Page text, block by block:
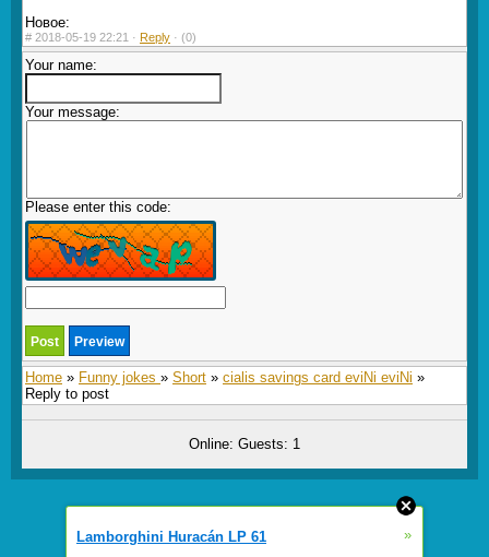
Новое:
# 2018-05-19 22:21 · Reply · (0)
Your name:
Your message:
Please enter this code:
Home » Funny jokes » Short » cialis savings card eviNi eviNi »
Reply to post
Online: Guests: 1
Lamborghini Huracán LP 61 »